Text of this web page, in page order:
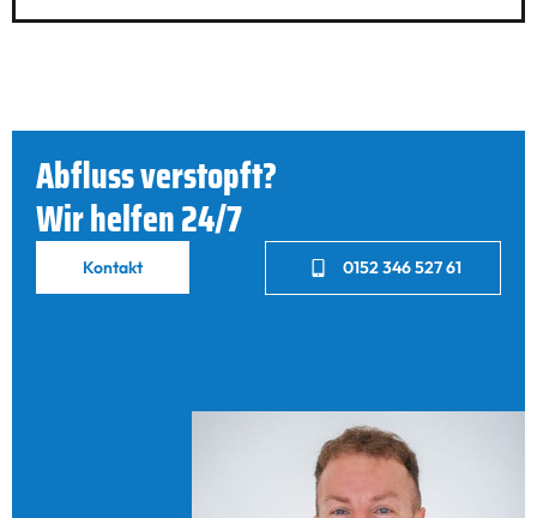
Abfluss verstopft?
Wir helfen 24/7
Kontakt 0152 346 527 61